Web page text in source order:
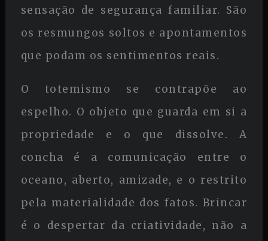
sensação de segurança familiar. São
os resmungos soltos e apontamentos
que podam os sentimentos reais.
O totemismo se contrapõe ao
espelho. O objeto que guarda em si a
propriedade e o que dissolve. A
concha é a comunicação entre o
oceano, aberto, amizade, e o restrito
pela materialidade dos fatos. Brincar
é o despertar da criatividade, não a